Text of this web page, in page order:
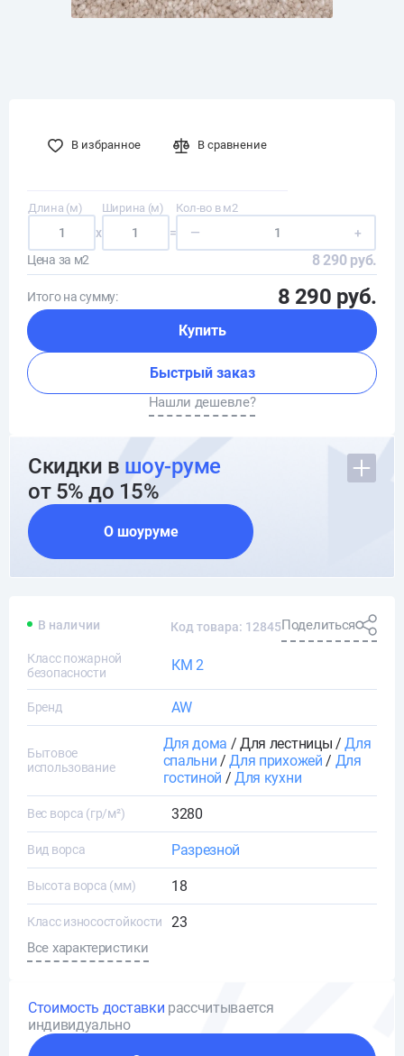
В избранное В сравнение
Длина (м)
x
Ширина (м)
=
Кол-во в м2
—
+
Цена за м2
8 290 руб.
Итого на сумму: 8 290 руб.
Купить
Быстрый заказ
Нашли дешевле?
Скидки в шоу-руме
от 5% до 15%
О шоуруме
В наличии Код товара: 12845Поделиться
Класс пожарной
безопасности
КМ 2
Бренд AW
Бытовое
использование
Для дома / Для лестницы /Для
спальни /Для прихожей / Для
гостиной /Для кухни
Вес ворса (гр/м²) 3280
Вид ворса Разрезной
Высота ворса (мм) 18
Класс износостойкости 23
Все характеристики
Стоимость доставки рассчитывается
индивидуально